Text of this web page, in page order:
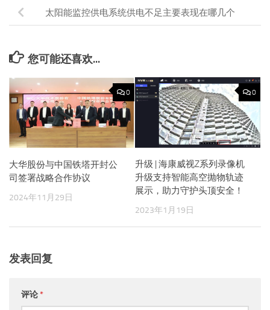
太阳能监控供电系统供电不足主要表现在哪几个
您可能还喜欢...
0
大华股份与中国铁塔开封公
司签署战略合作协议
2024年11月29日
0
升级 | 海康威视Z系列录像机
升级支持智能高空抛物轨迹
展示，助力守护头顶安全！
2023年1月19日
发表回复
评论*